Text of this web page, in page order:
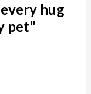
hug
pet"